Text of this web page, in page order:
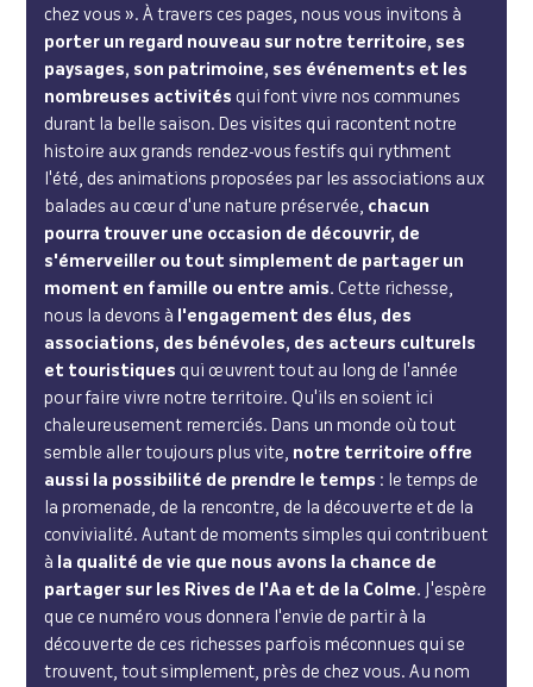
chez vous ». À travers ces pages, nous vous invitons à
porter un regard nouveau sur notre territoire, ses
paysages, son patrimoine, ses événements et les
nombreuses activités qui font vivre nos communes
durant la belle saison. Des visites qui racontent notre
histoire aux grands rendez-vous festifs qui rythment
l'été, des animations proposées par les associations aux
balades au cœur d'une nature préservée, chacun
pourra trouver une occasion de découvrir, de
s'émerveiller ou tout simplement de partager un
moment en famille ou entre amis. Cette richesse,
nous la devons à
l'engagement des élus, des
associations, des bénévoles, des acteurs culturels
et touristiques qui œuvrent tout au long de l'année
pour faire vivre notre territoire. Qu'ils en soient ici
chaleureusement remerciés. Dans un monde où tout
semble aller toujours plus vite, notre territoire offre
aussi la possibilité de prendre le temps : le temps de
la promenade, de la rencontre, de la découverte et de la
convivialité. Autant de moments simples qui contribuent
à
la qualité de vie que nous avons la chance de
partager sur les Rives de l'Aa et de la Colme.
J'espère
que ce numéro vous donnera l'envie de partir à la
découverte de ces richesses parfois méconnues qui se
trouvent, tout simplement, près de chez vous. Au nom